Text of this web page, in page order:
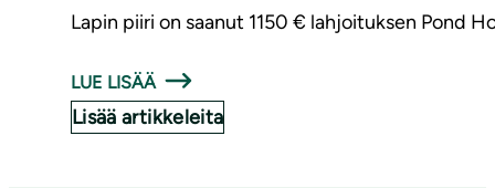
Lapin piiri on saanut 1150 € lahjoituksen Pond
LUE LISÄÄ
Lisää artikkeleita